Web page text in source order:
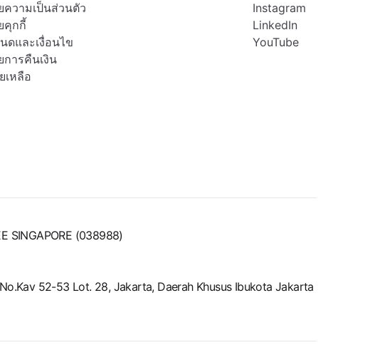
ความเป็นส่วนตัว
คุกกี้
ดและเงื่อนไข
การคืนเงิน
เหลือ
Instagram
LinkedIn
YouTube
SINGAPORE (038988)
52-53 Lot. 28, Jakarta, Daerah Khusus Ibukota Jakarta